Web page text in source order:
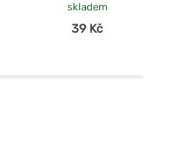
skladem
39 Kč